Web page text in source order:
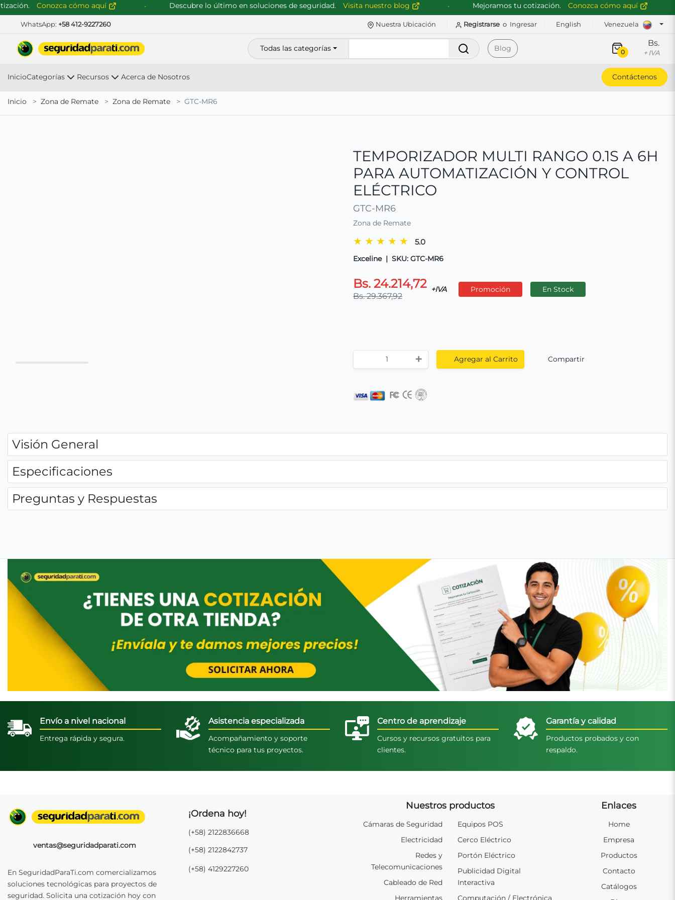
Mejoramos tu cotización. Conozca cómo aquí
Conozca cómo aquí Descubre lo último en soluciones de seguridad. Visita nuestro blog
WhatsApp: +58 412-9227260 Nuestra Ubicación Registrarse o Ingresar English Venezuela
Todas las categorías Buscar Blog 0
Bs.
+ IVA
InicioCategorías Recursos Acerca de Nosotros Contáctenos
Inicio Zona de Remate Zona de Remate GTC-MR6
TEMPORIZADOR MULTI RANGO 0.1S A 6H
PARA AUTOMATIZACIÓN Y CONTROL
ELÉCTRICO
GTC-MR6
Zona de Remate
★ ★ ★ ★ ★ 5.0
Exceline | SKU: GTC-MR6
Bs. 24.214,72
Bs. 29.367,92
+IVA Promoción En Stock
+ Agregar al Carrito Compartir
Visión General
Especificaciones
Preguntas y Respuestas
Envío a nivel nacional
Entrega rápida y segura.
Asistencia especializada
Acompañamiento y soporte
técnico para tus proyectos.
Centro de aprendizaje
Cursos y recursos gratuitos para
clientes.
Garantía y calidad
Productos probados y con
respaldo.
ventas@seguridadparati.com
En SeguridadParaTi.com comercializamos
soluciones tecnológicas para proyectos de
seguridad. Solicita una cotización hoy con
¡Ordena hoy!
(+58) 2122836668
(+58) 2122842737
(+58) 4129227260
Nuestros productos
Cámaras de Seguridad
Electricidad
Redes y
Telecomunicaciones
Cableado de Red
Herramientas
Equipos POS
Cerco Eléctrico
Portón Eléctrico
Publicidad Digital
Interactiva
Computación / Electrónica
Enlaces
Home
Empresa
Productos
Contacto
Catálogos